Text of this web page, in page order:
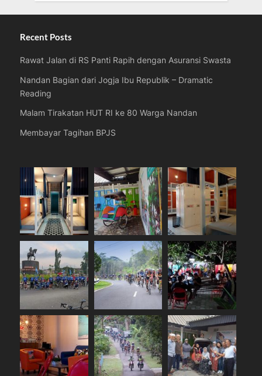
Recent Posts
Rawat Jalan di RS Panti Rapih dengan Asuransi Swasta
Nandan Bagian dari Jogja Ibu Republik – Dramatic
Reading
Malam Tirakatan HUT RI ke 80 Warga Nandan
Membayar Tagihan BPJS